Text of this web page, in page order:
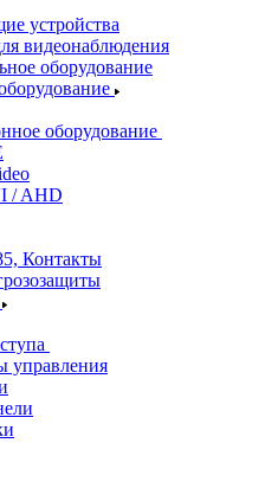
устройства
видеонаблюдения
оборудование
оборудование
/ AHD
Контакты
управления